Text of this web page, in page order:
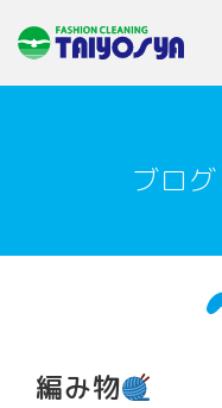
ブロ
編み物